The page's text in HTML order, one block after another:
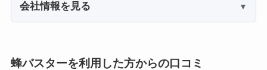
会社情報を見る
蜂バスターを利用した方からの口コミ